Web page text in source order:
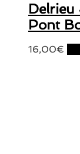
Pont
16,00€